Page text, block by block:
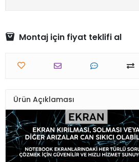
Montaj için fiyat teklifi al
Ürün Açıklaması